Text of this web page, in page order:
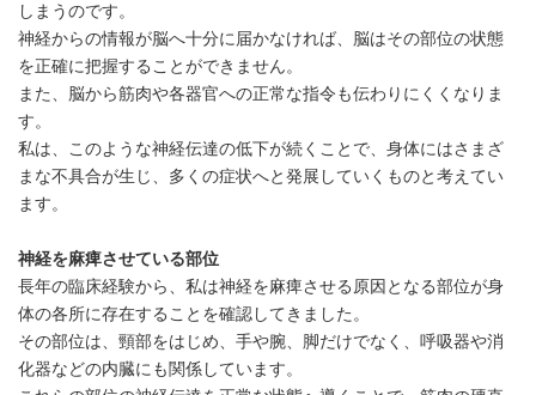
しまうのです。
神経からの情報が脳へ十分に届かなければ、脳はその部位の状態
を正確に把握することができません。
また、脳から筋肉や各器官への正常な指令も伝わりにくくなりま
す。
私は、このような神経伝達の低下が続くことで、身体にはさまざ
まな不具合が生じ、多くの症状へと発展していくものと考えてい
ます。
神経を麻痺させている部位
長年の臨床経験から、私は神経を麻痺させる原因となる部位が身
体の各所に存在することを確認してきました。
その部位は、頸部をはじめ、手や腕、脚だけでなく、呼吸器や消
化器などの内臓にも関係しています。